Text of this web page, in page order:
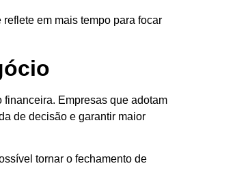
em mais tempo para focar
Empresas que adotam
de decisão e garantir maior
tornar o fechamento de